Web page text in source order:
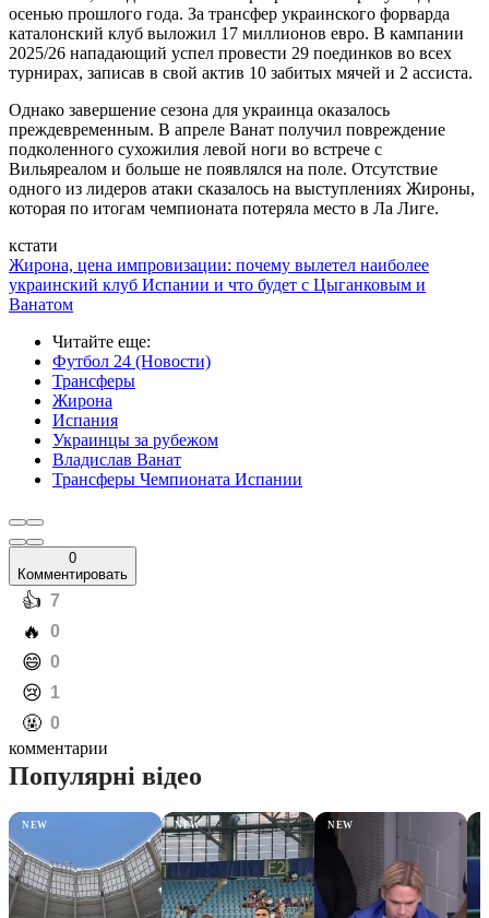
осенью прошлого года. За трансфер украинского форварда
каталонский клуб выложил 17 миллионов евро. В кампании
2025/26 нападающий успел провести 29 поединков во всех
турнирах, записав в свой актив 10 забитых мячей и 2 ассиста.
Однако завершение сезона для украинца оказалось
преждевременным. В апреле Ванат получил повреждение
подколенного сухожилия левой ноги во встрече с
Вильяреалом и больше не появлялся на поле. Отсутствие
одного из лидеров атаки сказалось на выступлениях Жироны,
которая по итогам чемпионата потеряла место в Ла Лиге.
кстати
Жирона, цена импровизации: почему вылетел наиболее
украинский клуб Испании и что будет с Цыганковым и
Ванатом
Читайте еще:
Футбол 24 (Новости)
Трансферы
Жирона
Испания
Украинцы за рубежом
Владислав Ванат
Трансферы Чемпионата Испании
0
Комментировать
️👍 7
️🔥 0
️😄 0
️😢 1
️🤬 0
комментарии